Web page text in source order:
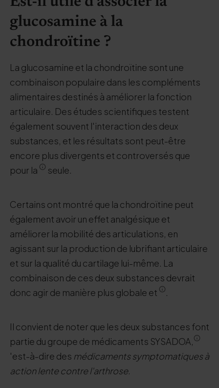
glucosamine à la
chondroïtine ?
La glucosamine et la chondroïtine sont une
combinaison populaire dans les compléments
alimentaires destinés à améliorer la fonction
articulaire. Des études scientifiques testent
également souvent l'interaction des deux
substances, et les résultats sont peut-être
encore plus divergents et controversés que
pour la
seule.
Certains ont montré que la chondroïtine peut
également avoir un effet analgésique et
améliorer la mobilité des articulations, en
agissant sur la production de lubrifiant articulaire
et sur la qualité du cartilage lui-même. La
combinaison de ces deux substances devrait
donc agir de manière plus globale et
.
Il convient de noter que les deux substances font
partie du groupe de médicaments SYSADOA,
'est-à-dire des médicaments symptomatiques à
action lente contre l'arthrose.